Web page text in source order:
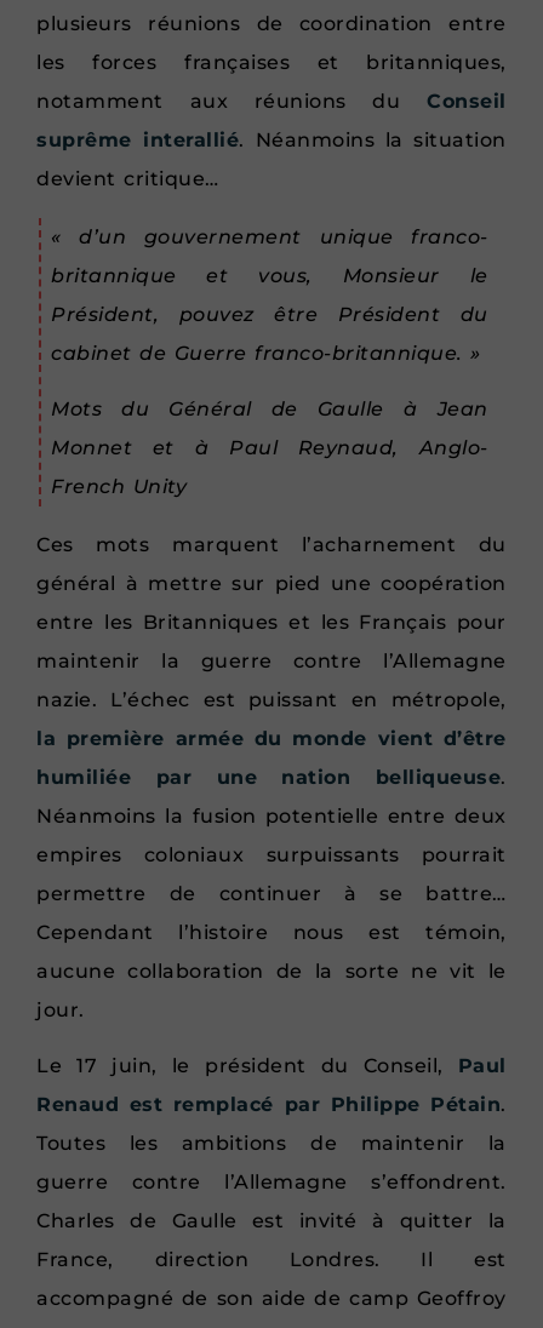
plusieurs réunions de coordination entre
les forces françaises et britanniques,
notamment aux réunions duConseil
suprême interallié. Néanmoins la situation
devient critique…
« d’un gouvernement unique franco-
britannique et vous, Monsieur le
Président, pouvez être Président du
cabinet de Guerre franco-britannique. »
Mots du Général de Gaulle à Jean
Monnet et à Paul Reynaud, Anglo-
French Unity
Ces mots marquent l’acharnement du
général à mettre sur pied une coopération
entre les Britanniques et les Français pour
maintenir la guerre contre l’Allemagne
nazie. L’échec est puissant en métropole,
la première armée du monde vient d’être
humiliée par une nation belliqueuse.
Néanmoins la fusion potentielle entre deux
empires coloniaux surpuissants pourrait
permettre de continuer à se battre…
Cependant l’histoire nous est témoin,
aucune collaboration de la sorte ne vit le
jour.
Le 17 juin, le président du Conseil, Paul
Renaud est remplacé par Philippe Pétain.
Toutes les ambitions de maintenir la
guerre contre l’Allemagne s’effondrent.
Charles de Gaulle est invité à quitter la
France, direction Londres. Il est
accompagné de son aide de camp Geoffroy